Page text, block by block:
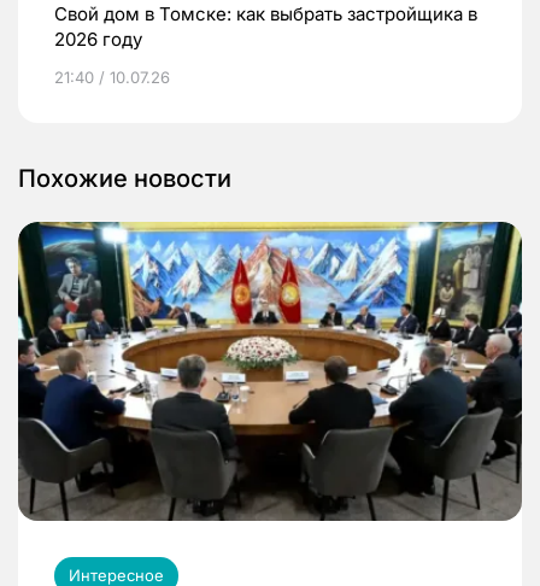
Свой дом в Томске: как выбрать застройщика в
2026 году
21:40 / 10.07.26
Похожие новости
Интересное